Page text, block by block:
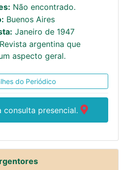
Não encontrado.
Buenos Aires
Janeiro de 1947
Revista argentina que
aspecto geral.
do Periódico
consulta presencial.